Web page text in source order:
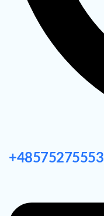
+48575275553